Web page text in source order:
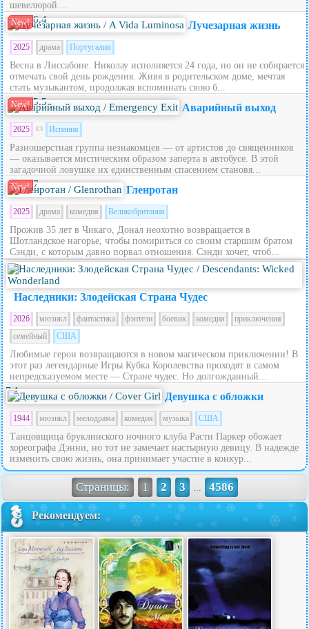
шевелюрой....
New! 6.4 Лучезарная жизнь
2025 драма Португалия
Весна в Лиссабоне. Николау исполняется 24 года, но он не собирается
отмечать свой день рождения. Живя в родительском доме, мечтая
стать музыкантом, продолжая вспоминать свою б...
New! 5.5 Аварийный выход
2025 Испания
Разношерстная группа незнакомцев — от артистов до священников
— оказывается мистическим образом заперта в автобусе. В этой
загадочной ловушке их единственным спасением становя...
New! 7 Гленротан
2025 драма комедия Великобритания
Прожив 35 лет в Чикаго, Донал неохотно возвращается в
Шотландское нагорье, чтобы помириться со своим старшим братом
Сэнди, с которым давно порвал отношения. Сэнди хочет, чтоб...
5.6
Наследники: Злодейская Страна Чудес
2026 мюзикл фантастика фэнтези боевик комедия
приключения
семейный
США
Любимые герои возвращаются в новом магическом приключении! В
этот раз легендарные Игры Кубка Королевства проходят в самом
непредсказуемом месте — Стране чудес. Но долгожданный...
7.1 Девушка с обложки
1944 мюзикл мелодрама комедия музыка США
Танцовщица бруклинского ночного клуба Расти Паркер обожает
хореографа Дэнни, но тот не замечает настырную девицу. В надежде
изменить свою жизнь, она принимает участие в конкур...
Страницы: 1 2 3 ... 4586
Рекомендуем: